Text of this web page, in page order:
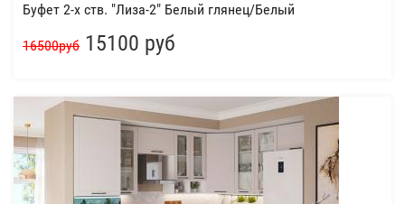
Буфет 2-х ств. "Лиза-2" Белый глянец/Белый
16500руб 15100 руб